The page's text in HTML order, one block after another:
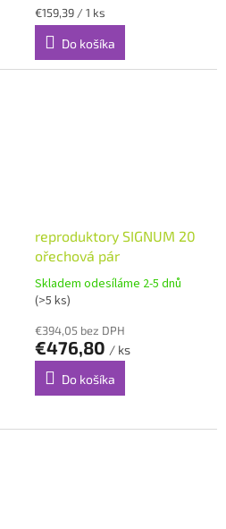
Jednotková
cena:
€159,39 / 1 ks
Do košíka
reproduktory SIGNUM 20
ořechová pár
Skladem odesíláme 2-5 dnů
(>5 ks)
€394,05 bez DPH
€476,80 / ks
Do košíka